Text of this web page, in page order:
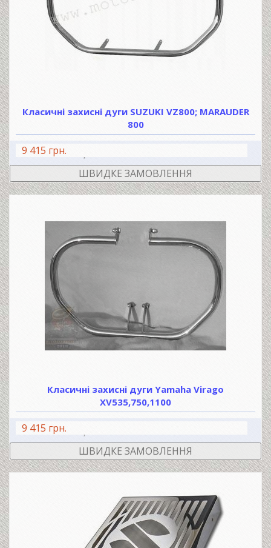
Класичні захисні дуги SUZUKI VZ800; MARAUDER
800
9 415 грн.
ШВИДКЕ ЗАМОВЛЕННЯ
Класичні захисні дуги Yamaha Virago
XV535,750,1100
9 415 грн.
ШВИДКЕ ЗАМОВЛЕННЯ